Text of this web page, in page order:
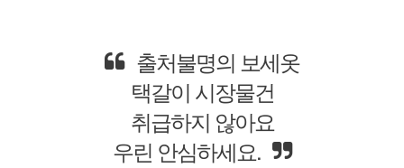
한정판으로
직접 생산합니다.
수량이 확보될때
소장하세요.